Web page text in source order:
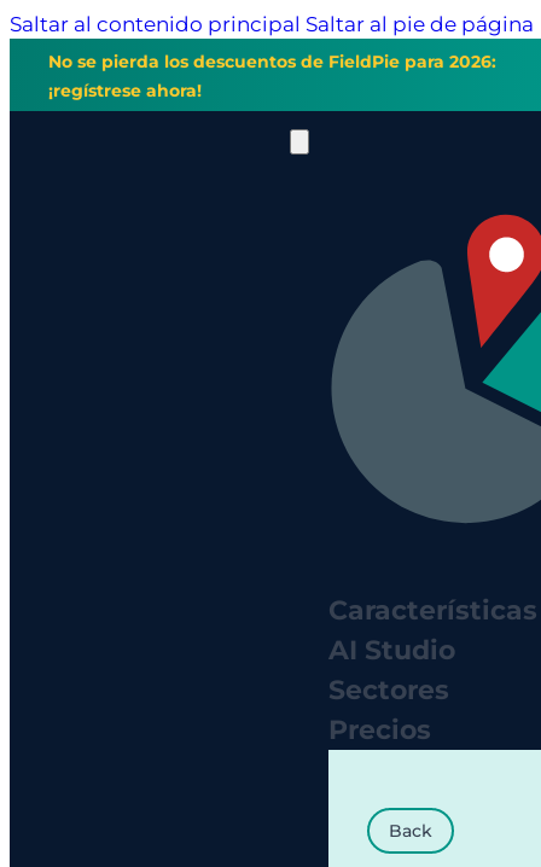
Saltar al contenido principal Saltar al pie de página
No se pierda los descuentos de FieldPie para 2026:
¡regístrese ahora!
Características
AI Studio
Sectores
Precios
Back